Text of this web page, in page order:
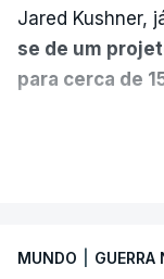
Jared Kushner,
se de um
para cerca de
que já
MUNDO GUERRA